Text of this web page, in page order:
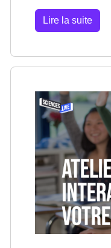
Lire la suite